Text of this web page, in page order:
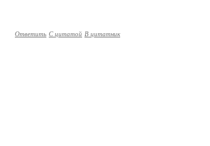
Ответить С цитатой В цитатник